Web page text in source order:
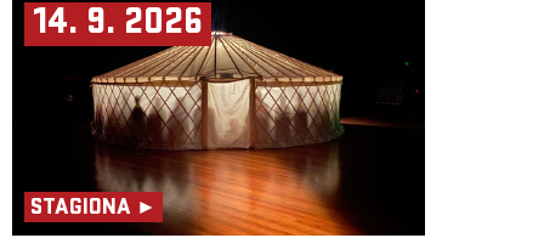
14. 9. 2026
STAGIONA ►